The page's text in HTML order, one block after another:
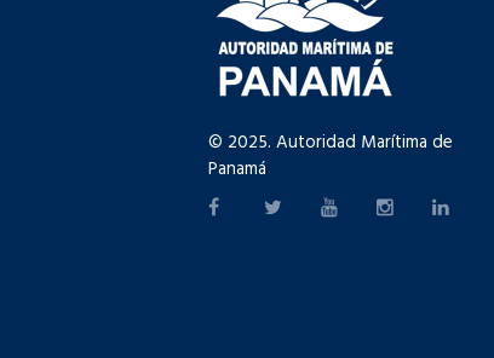
© 2025. Autoridad Marítima de
Panamá